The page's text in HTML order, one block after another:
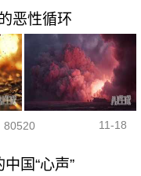
恶性循环
80520 11-18
国“心声”